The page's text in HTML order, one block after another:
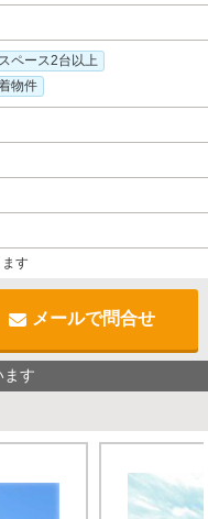
ペース2台以上
物件
す
メールで問合せ
ます